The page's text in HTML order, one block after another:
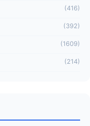
(416)
(392)
(1609)
(214)